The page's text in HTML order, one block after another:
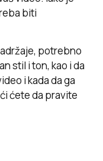
biti
potrebno
stil i ton, kao i da
i kada da ga
ćete da pravite